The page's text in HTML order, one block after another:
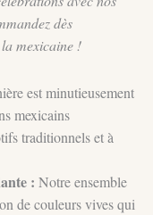
dès
la mexicaine !
est minutieusement
mexicains
traditionnels et à
: Notre ensemble
de couleurs vives qui